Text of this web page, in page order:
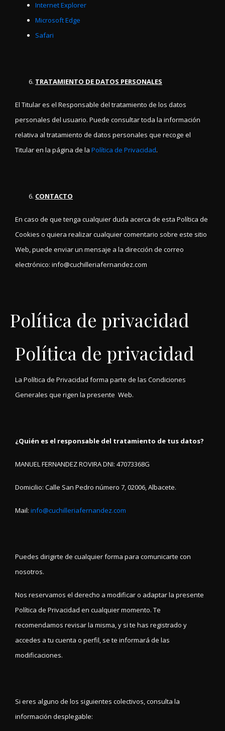
Internet Explorer
Microsoft Edge
Safari
TRATAMIENTO DE DATOS PERSONALES
El Titular es el Responsable del tratamiento de los datos
personales del usuario. Puede consultar toda la información
relativa al tratamiento de datos personales que recoge el
Titular en la página de la Política de Privacidad.
CONTACTO
En caso de que tenga cualquier duda acerca de esta Política de
Cookies o quiera realizar cualquier comentario sobre este sitio
Web, puede enviar un mensaje a la dirección de correo
electrónico: info@cuchilleriafernandez.com
Política de privacidad
Política de privacidad
La Política de Privacidad forma parte de las Condiciones
Generales que rigen la presente Web.
¿Quién es el responsable del tratamiento de tus datos?
MANUEL FERNANDEZ ROVIRA DNI: 47073368G
Domicilio: Calle San Pedro número 7, 02006, Albacete.
Mail: info@cuchilleriafernandez.com
Puedes dirigirte de cualquier forma para comunicarte con
nosotros.
Nos reservamos el derecho a modificar o adaptar la presente
Política de Privacidad en cualquier momento. Te
recomendamos revisar la misma, y si te has registrado y
accedes a tu cuenta o perfil, se te informará de las
modificaciones.
Si eres alguno de los siguientes colectivos, consulta la
información desplegable: